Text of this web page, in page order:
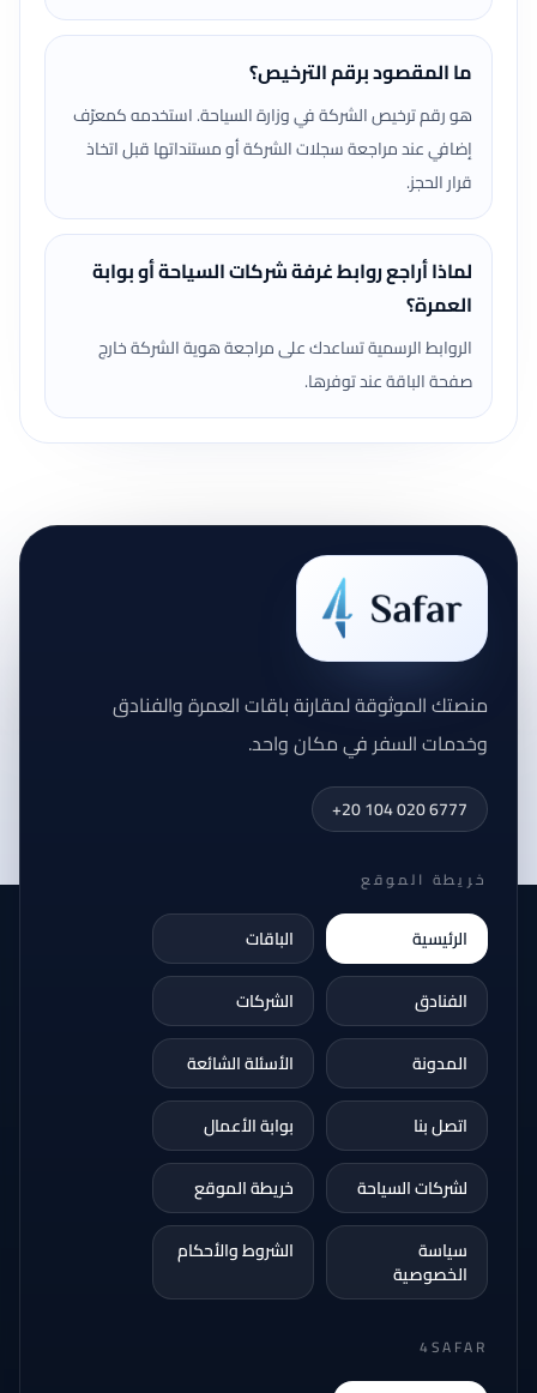
ما المقصود برقم الترخيص؟
هو رقم ترخيص الشركة في وزارة السياحة. استخدمه كمعرّف
إضافي عند مراجعة سجلات الشركة أو مستنداتها قبل اتخاذ
قرار الحجز.
لماذا أراجع روابط غرفة شركات السياحة أو بوابة
العمرة؟
الروابط الرسمية تساعدك على مراجعة هوية الشركة خارج
صفحة الباقة عند توفرها.
منصتك الموثوقة لمقارنة باقات العمرة والفنادق
وخدمات السفر في مكان واحد.
+20 104 020 6777
خريطة الموقع
الرئيسية
الباقات
الفنادق
الشركات
المدونة
الأسئلة الشائعة
اتصل بنا
بوابة الأعمال
لشركات السياحة
خريطة الموقع
سياسة
الخصوصية
الشروط والأحكام
4SAFAR